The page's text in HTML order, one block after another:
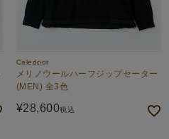
Caledoor
メリノウールハーフジップセーター
(MEN) 全3色
¥28,600税込